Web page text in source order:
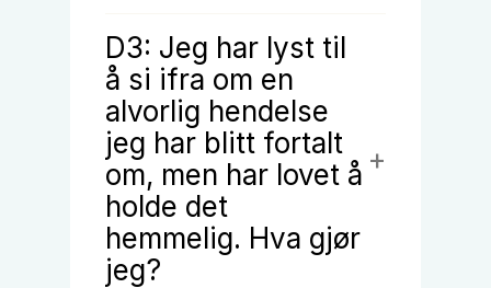
D3: Jeg har lyst til
å si ifra om en
alvorlig hendelse
jeg har blitt fortalt
om, men har lovet å
holde det
hemmelig. Hva gjør
jeg?